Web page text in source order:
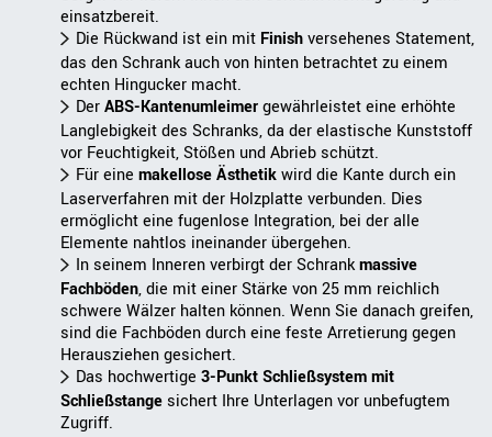
einsatzbereit.
Die Rückwand ist ein mit Finishversehenes Statement,
das den Schrank auch von hinten betrachtet zu einem
echten Hingucker macht.
DerABS-Kantenumleimergewährleistet eine erhöhte
Langlebigkeit des Schranks, da der elastische Kunststoff
vor Feuchtigkeit, Stößen und Abrieb schützt.
Für eine makellose Ästhetikwird die Kante durch ein
Laserverfahren mit der Holzplatte verbunden. Dies
ermöglicht eine fugenlose Integration, bei der alle
Elemente nahtlos ineinander übergehen.
In seinem Inneren verbirgt der Schrankmassive
Fachböden, die mit einer Stärke von 25 mm reichlich
schwere Wälzer halten können. Wenn Sie danach greifen,
sind die Fachböden durch eine feste Arretierung gegen
Herausziehen gesichert.
Das hochwertige 3-Punkt Schließsystem mit
Schließstange sichert Ihre Unterlagen vor unbefugtem
Zugriff.